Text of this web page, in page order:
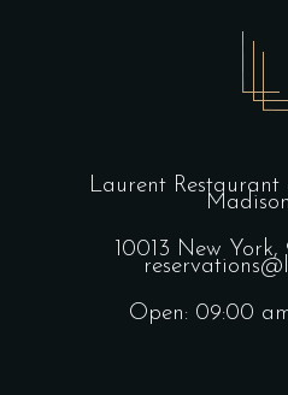
Laurent
10013 New York,
Open: 09:00